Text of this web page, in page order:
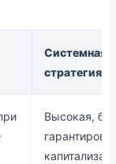
Системная
стратегия
Высокая,